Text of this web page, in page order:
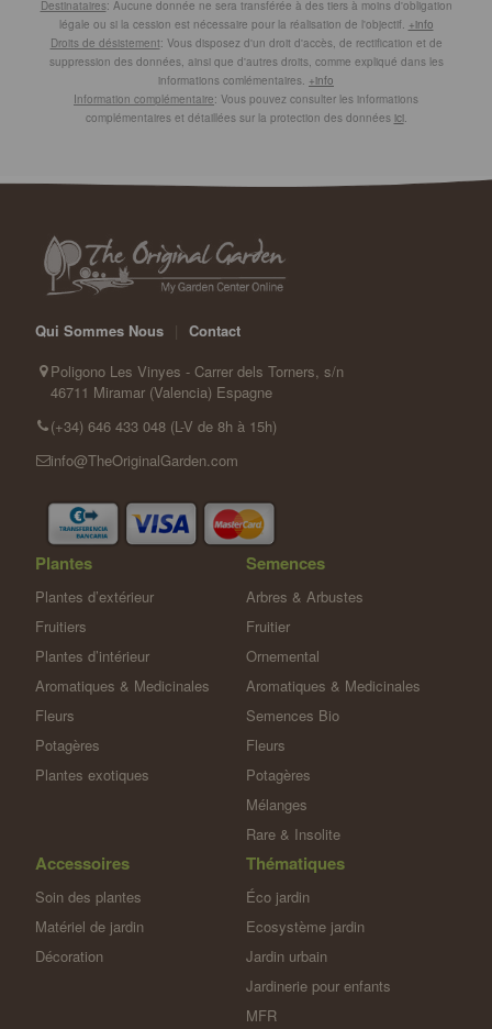
Destinataires: Aucune donnée ne sera transférée à des tiers à moins d'obligation
légale ou si la cession est nécessaire pour la réalisation de l'objectif. +info
Droits de désistement: Vous disposez d'un droit d'accès, de rectification et de
suppression des données, ainsi que d'autres droits, comme expliqué dans les
informations comlémentaires. +info
Information complémentaire: Vous pouvez consulter les informations
complémentaires et détaillées sur la protection des données ici.
Qui Sommes Nous
Contact
Poligono Les Vinyes - Carrer dels Torners, s/n
46711 Miramar (Valencia) Espagne
(+34) 646 433 048 (L-V de 8h à 15h)
info@TheOriginalGarden.com
Plantes
Plantes d’extérieur
Fruitiers
Plantes d’intérieur
Aromatiques & Medicinales
Fleurs
Potagères
Plantes exotiques
Semences
Arbres & Arbustes
Fruitier
Ornemental
Aromatiques & Medicinales
Semences Bio
Fleurs
Potagères
Mélanges
Rare & Insolite
Accessoires
Soin des plantes
Matériel de jardin
Décoration
Thématiques
Éco jardin
Ecosystème jardin
Jardin urbain
Jardinerie pour enfants
MFR